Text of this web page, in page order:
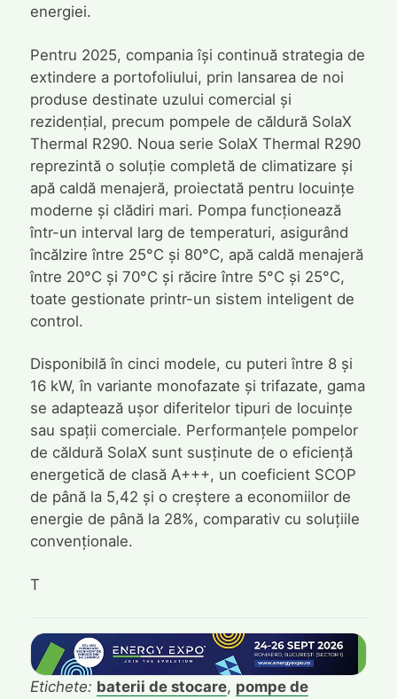
energiei.
Pentru 2025, compania își continuă strategia de
extindere a portofoliului, prin lansarea de noi
produse destinate uzului comercial și
rezidențial, precum pompele de căldură SolaX
Thermal R290. Noua serie SolaX Thermal R290
reprezintă o soluție completă de climatizare și
apă caldă menajeră, proiectată pentru locuințe
moderne și clădiri mari. Pompa funcționează
într-un interval larg de temperaturi, asigurând
încălzire între 25°C și 80°C, apă caldă menajeră
între 20°C și 70°C și răcire între 5°C și 25°C,
toate gestionate printr-un sistem inteligent de
control.
Disponibilă în cinci modele, cu puteri între 8 și
16 kW, în variante monofazate și trifazate, gama
se adaptează ușor diferitelor tipuri de locuințe
sau spații comerciale. Performanțele pompelor
de căldură SolaX sunt susținute de o eficiență
energetică de clasă A+++, un coeficient SCOP
de până la 5,42 și o creștere a economiilor de
energie de până la 28%, comparativ cu soluțiile
convenționale.
T
Etichete: baterii de stocare, pompe de